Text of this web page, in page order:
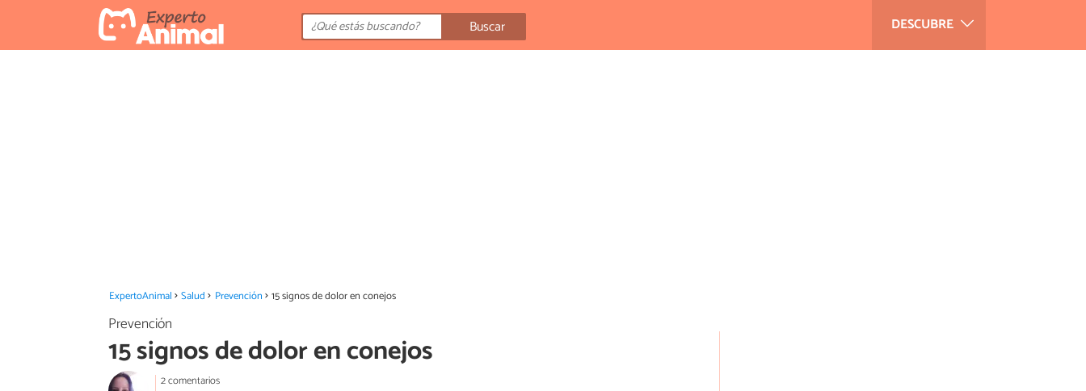
DESCUBRE
Buscar
ExpertoAnimal Salud Prevención 15 signos de dolor en conejos
Prevención
15 signos de dolor en conejos
2 comentarios